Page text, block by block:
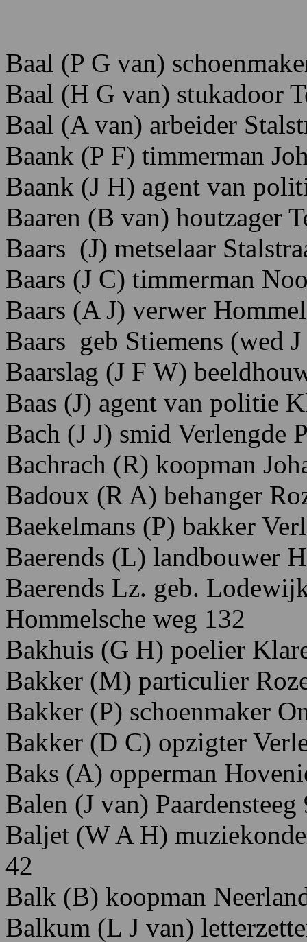
Baal (P G van)
Baal (H G van) stukadoor
Baal (A van) arbeider
Baank (P F) timmerman
Baank (J H) agent van
Baaren (B van) houtzager
Baars (J) metselaar
Baars (J C) timmerman
Baars (A J) verwer
Baars geb Stiemens (wed
Baarslag (J F W)
Baas (J) agent van politie
Bach (J J) smid Verlengde
Bachrach (R) koopman
Badoux (R A) behanger
Baekelmans (P) bakker
Baerends (L) landbouwer
Baerends Lz. geb.
Hommelsche weg 132
Bakhuis (G H) poelier
Bakker (M) particulier
Bakker (P) schoenmaker
Bakker (D C) opzigter
Baks (A) opperman
Balen (J van) Paardensteeg
Baljet (W A H)
42
Balk (B) koopman
Balkum (L J van)